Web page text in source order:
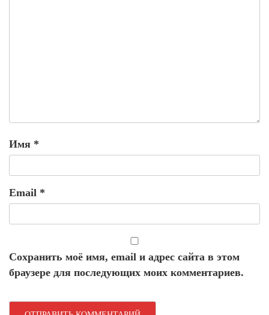
Имя *
Email *
Сохранить моё имя, email и адрес сайта в этом
браузере для последующих моих комментариев.